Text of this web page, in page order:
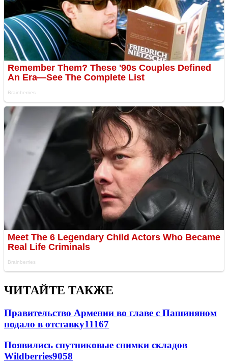
ЧИТАЙТЕ ТАКЖЕ
Правительство Армении во главе с Пашиняном
подало в отставку11167
Появились спутниковые снимки складов
Wildberries9058